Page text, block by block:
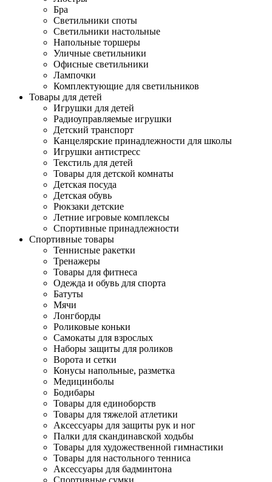
Бра
Светильники споты
Светильники настольные
Напольные торшеры
Уличные светильники
Офисные светильники
Лампочки
Комплектующие для светильников
Товары для детей
Игрушки для детей
Радиоуправляемые игрушки
Детский транспорт
Канцелярские принадлежности для школы
Игрушки антистресс
Текстиль для детей
Товары для детской комнаты
Детская посуда
Детская обувь
Рюкзаки детские
Летние игровые комплексы
Спортивные принадлежности
Спортивные товары
Теннисные ракетки
Тренажеры
Товары для фитнеса
Одежда и обувь для спорта
Батуты
Мячи
Лонгборды
Роликовые коньки
Самокаты для взрослых
Наборы защиты для роликов
Ворота и сетки
Конусы напольные, разметка
Медицинболы
Бодибары
Товары для единоборств
Товары для тяжелой атлетики
Аксессуары для защиты рук и ног
Палки для скандинавской ходьбы
Товары для художественной гимнастики
Товары для настольного тенниса
Аксессуары для бадминтона
Спортивные сумки